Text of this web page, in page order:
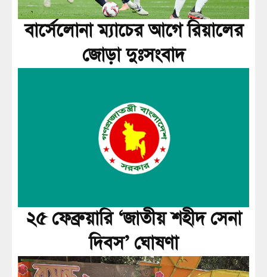
বার্সেলোনা ম্যাচের আগে রিয়ালের
জোড়া দুঃসংবাদ
২৫ ফেব্রুয়ারি ‘জাতীয় শহীদ সেনা
দিবস’ ঘোষণা